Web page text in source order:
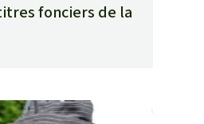
fonciers de la